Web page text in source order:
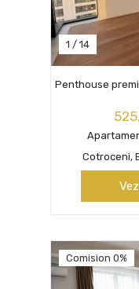
1 / 14
Penthouse
Cotroceni,
Comision 0%